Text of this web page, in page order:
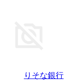
りそな銀行